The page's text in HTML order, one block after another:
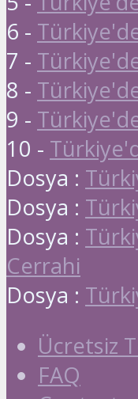
6 -
7 -
8 -
9 -
10 -
Dosya :
Dosya :
Dosya :
Cerrahi
Dosya :
Ücretsiz
FAQ